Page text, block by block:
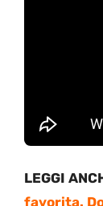
LEGGI
favorita.